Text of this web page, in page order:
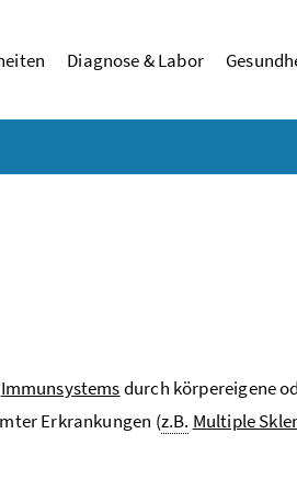
Diagnose & Labor
Immunsystemsdurch körpereigene
Erkrankungen (z.B. Multiple